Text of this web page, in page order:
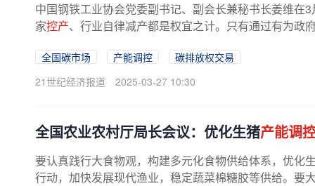
中国钢铁工业协会党委副书记、副会长兼秘书长姜维
家控产、行业自律减产都是权宜之计。只有通过有为政
全国碳市场 产能调控
碳排放权交易
21世纪经济报道
2025-03-27 10:30
全国农业农村厅局长会议：优化生猪产能调
要认真践行大食物观，构建多元化食物供给体系，优化
行动，加快发展现代渔业，稳定蔬菜棉糖胶等供给。要